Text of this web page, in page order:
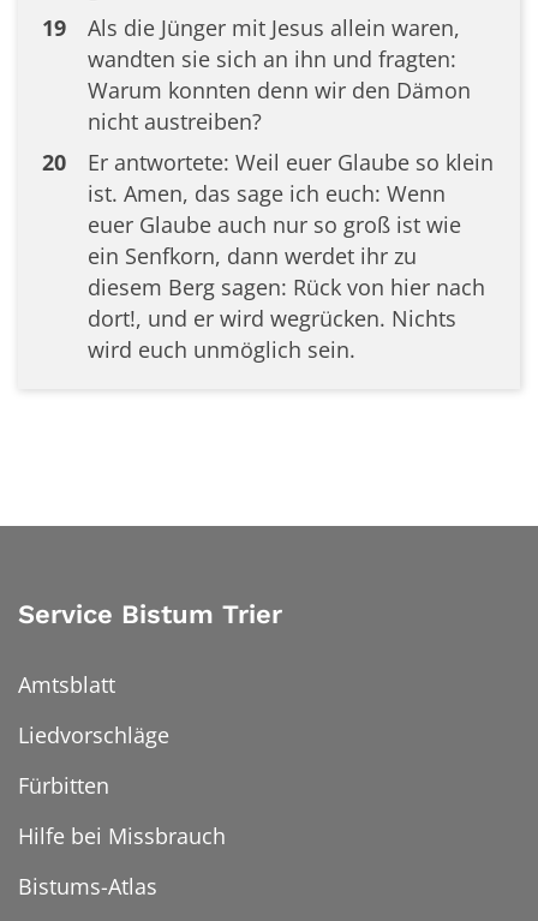
19
Als die Jünger mit Jesus allein waren,
wandten sie sich an ihn und fragten:
Warum konnten denn wir den Dämon
nicht austreiben?
20
Er antwortete: Weil euer Glaube so klein
ist. Amen, das sage ich euch: Wenn
euer Glaube auch nur so groß ist wie
ein Senfkorn, dann werdet ihr zu
diesem Berg sagen: Rück von hier nach
dort!, und er wird wegrücken. Nichts
wird euch unmöglich sein.
Service Bistum Trier
Amtsblatt
Liedvorschläge
Fürbitten
Hilfe bei Missbrauch
Bistums-Atlas